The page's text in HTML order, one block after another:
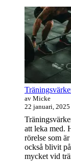
Primära
sidofältet
Widget
område
av Micke
22 januari, 2025
att leka med.
rörelse som
också blivit
mycket vid